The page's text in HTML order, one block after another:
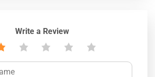
Write a Review